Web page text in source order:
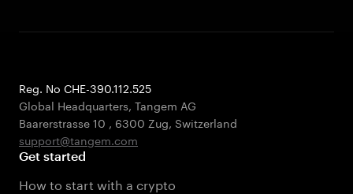
Reg. No CHE-390.112.525
Global Headquarters, Tangem AG
Baarerstrasse 10 , 6300 Zug, Switzerland
support@tangem.com
Get started
How to start with a crypto